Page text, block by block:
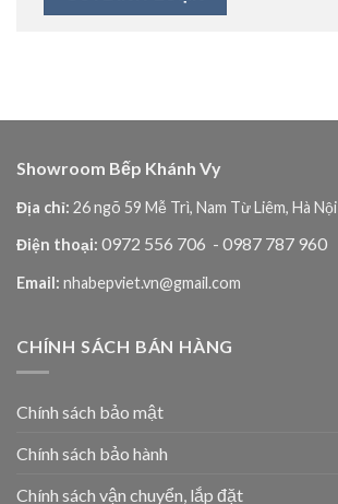
Showroom Bếp Khánh Vy
Địa chỉ: 26 ngõ 59 Mễ Trì, Nam Từ Liêm, Hà Nội
Điện thoại: 0972 556 706 - 0987 787 960
Email: nhabepviet.vn@gmail.com
CHÍNH SÁCH BÁN HÀNG
Chính sách bảo mật
Chính sách bảo hành
Chính sách vận chuyển, lắp đặt